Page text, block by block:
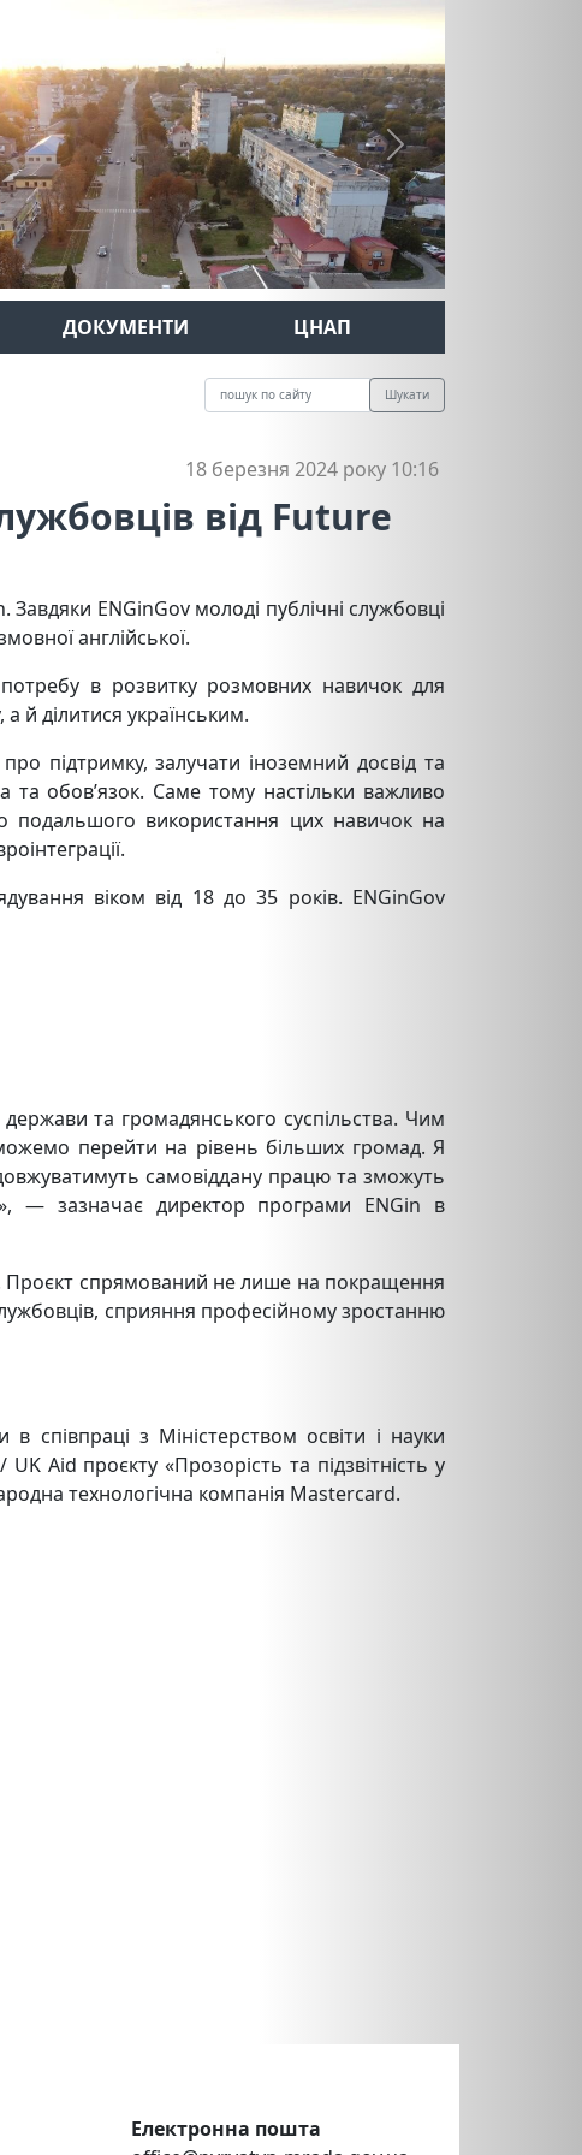
Next
ДОКУМЕНТИ ЦНАП
Шукати
18 березня 2024 року 10:16
від Future
ENGinGov молоді публічні службовці
англійської.
в розвитку розмовних навичок для
й ділитися українським.
підтримку, залучати іноземний досвід та
та обов’язок. Саме тому настільки важливо
подальшого використання цих навичок на
віком від 18 до 35 років. ENGinGov
та громадянського суспільства. Чим
перейти на рівень більших громад. Я
самовіддану працю та зможуть
— зазначає директор програми ENGin в
Проєкт спрямований не лише на покращення
сприяння професійному зростанню
співпраці з Міністерством освіти і науки
Aid проєкту «Прозорість та підзвітність у
технологічна компанія Mastercard.
Електронна пошта